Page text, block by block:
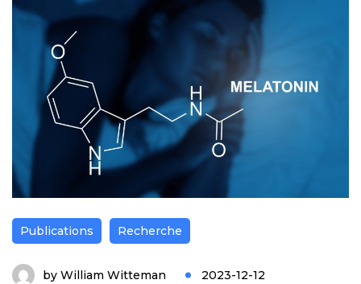
Publications Recherche
by William Witteman 2023-12-12